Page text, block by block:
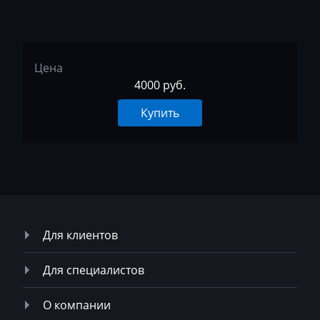
Neoplan
Otokar
Pellenc
Цена
4000 руб.
Купить
Для клиентов
Для специалистов
О компании